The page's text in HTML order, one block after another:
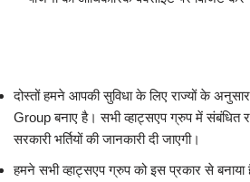
दोस्तों हमने आपकी सुविधा के लिए राज्यों के
Group बनाए है। सभी व्हाट्सएप ग्रुप में संबंधित
सरकारी भर्तियों की जानकारी दी जाएगी।
हमने सभी व्हाट्सएप ग्रुप को इस प्रकार से